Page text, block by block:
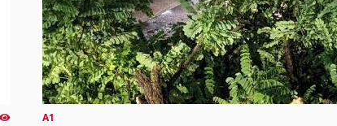
A1